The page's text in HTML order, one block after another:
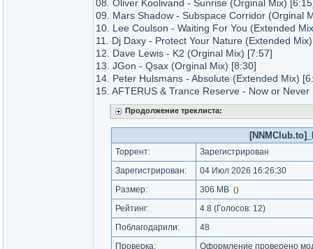
08. Oliver Koolivand - Sunrise (Orginal Mix)
09. Mars Shadow - Subspace Corridor (Orginal
10. Lee Coulson - Waiting For You (Extended
11. Dj Daxy - Protect Your Nature (Extended
12. Dave Lewis - K2 (Orginal Mix) [7:57]
13. JGon - Qsax (Orginal Mix) [8:30]
14. Peter Hulsmans - Absolute (Extended Mix)
15. AFTERUS & Trance Reserve - Now or
Продолжение треклиста:
Торрент:
Зарегистрирован
Зарегистрирован:
04 Июл 2026 16:26:30
Размер:
306 MB ()
Рейтинг: 4.8 (Голосов: 12)
Поблагодарили:
48
Проверка:
Оформление проверено